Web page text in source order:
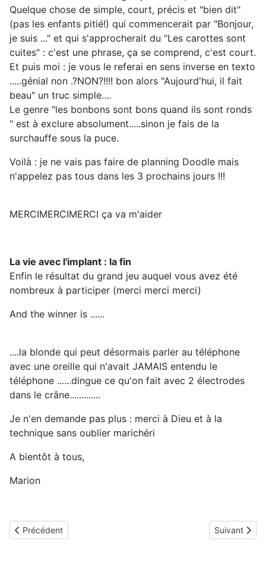
Quelque chose de simple, court, précis et "bien dit"
(pas les enfants pitié!) qui commencerait par "Bonjour,
je suis ..." et qui s'approcherait du "Les carottes sont
cuites" : c'est une phrase, ça se comprend, c'est court.
Et puis moi : je vous le referai en sens inverse en texto
.....génial non .?NON?!!!! bon alors "Aujourd'hui, il fait
beau" un truc simple....
Le genre "les bonbons sont bons quand ils sont ronds
" est à exclure absolument.....sinon je fais de la
surchauffe sous la puce.
Voilà : je ne vais pas faire de planning Doodle mais
n'appelez pas tous dans les 3 prochains jours !!!
MERCIMERCIMERCI ça va m'aider
La vie avec l'implant : la fin
Enfin le résultat du grand jeu auquel vous avez été
nombreux à participer (merci merci merci)
And the winner is ......
....la blonde qui peut désormais parler au téléphone
avec une oreille qui n'avait JAMAIS entendu le
téléphone ......dingue ce qu'on fait avec 2 électrodes
dans le crâne.............
Je n'en demande pas plus : merci à Dieu et à la
technique sans oublier marichéri
A bientôt à tous,
Marion
Article précédent : Marie, implantée en aout 2012
Précédent Article
Suivant